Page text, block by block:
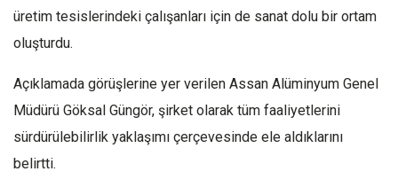
üretim tesislerindeki çalışanları için de sanat dolu bir ortam
oluşturdu.
Açıklamada görüşlerine yer verilen Assan Alüminyum Genel
Müdürü Göksal Güngör, şirket olarak tüm faaliyetlerini
sürdürülebilirlik yaklaşımı çerçevesinde ele aldıklarını
belirtti.